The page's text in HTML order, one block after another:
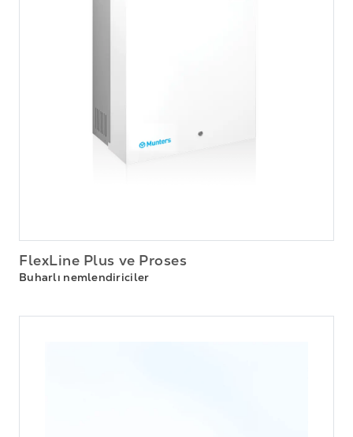
FlexLine Plus ve Proses
Buharlı nemlendiriciler